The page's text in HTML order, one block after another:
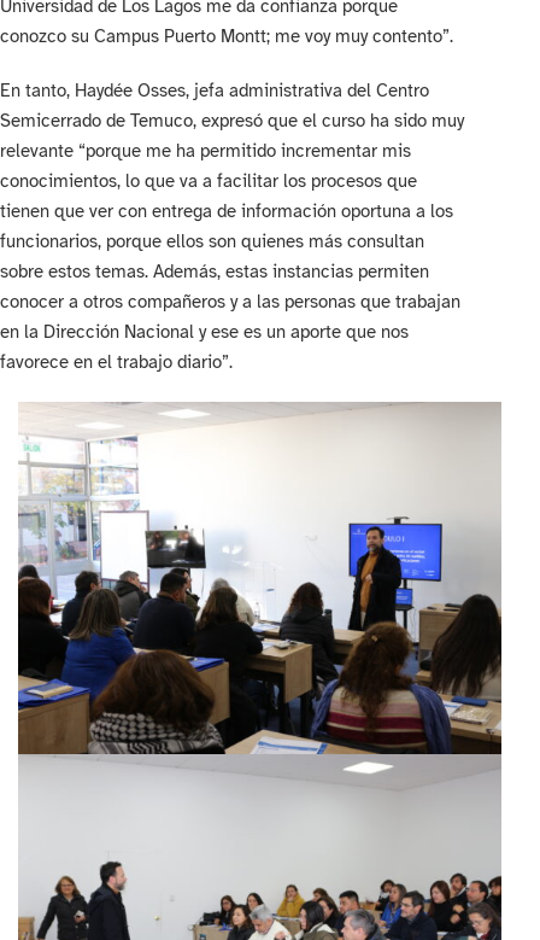
Universidad de Los Lagos me da confianza porque
conozco su Campus Puerto Montt; me voy muy contento”.
En tanto, Haydée Osses, jefa administrativa del Centro
Semicerrado de Temuco, expresó que el curso ha sido muy
relevante “porque me ha permitido incrementar mis
conocimientos, lo que va a facilitar los procesos que
tienen que ver con entrega de información oportuna a los
funcionarios, porque ellos son quienes más consultan
sobre estos temas. Además, estas instancias permiten
conocer a otros compañeros y a las personas que trabajan
en la Dirección Nacional y ese es un aporte que nos
favorece en el trabajo diario”.